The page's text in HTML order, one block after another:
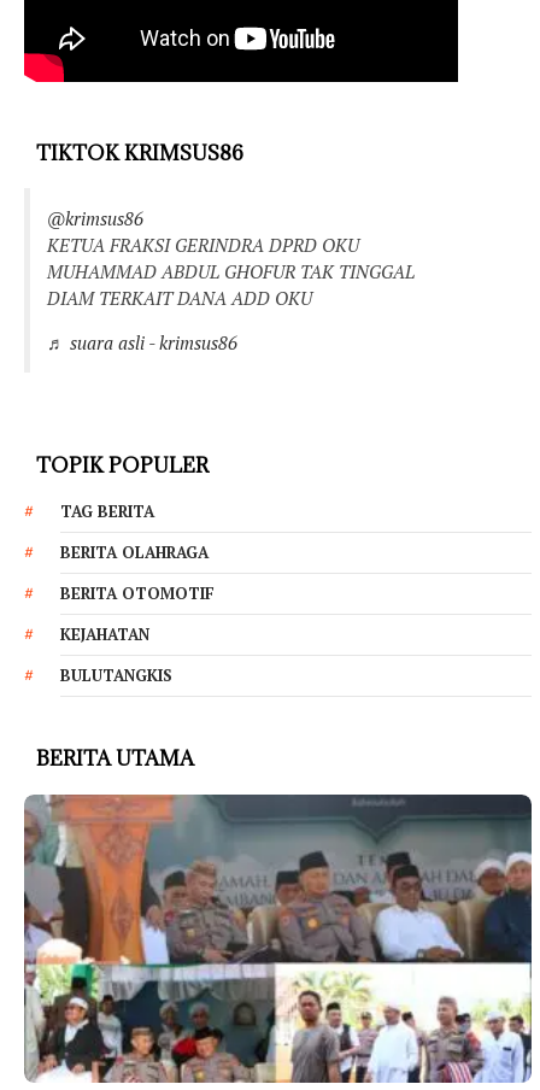
TIKTOK KRIMSUS86
@krimsus86
KETUA FRAKSI GERINDRA DPRD OKU
MUHAMMAD ABDUL GHOFUR TAK TINGGAL
DIAM TERKAIT DANA ADD OKU
♬ suara asli - krimsus86
TOPIK POPULER
TAG BERITA
BERITA OLAHRAGA
BERITA OTOMOTIF
KEJAHATAN
BULUTANGKIS
BERITA UTAMA